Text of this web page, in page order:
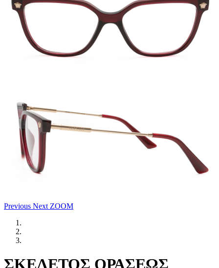
Previous Next ZOOM
ΣΚΕΛΕΤΟΣ ΟΡΑΣΕΩΣ